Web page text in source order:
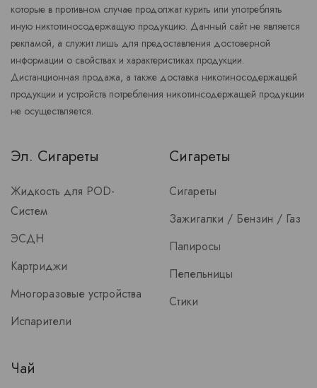
которые в противном случае продолжат курить или употреблять
иную никтотиносодержащую продукцию. Данный сайт не является
рекламой, а служит лишь для предоставления достоверной
информации о свойствах и характеристиках продукции.
Дистанционная продажа, а также доставка никотиносодержащей
продукции и устройств потребления никотинсодержащей продукции
не осуществляется.
Эл. Сигареты
Жидкость для POD-
Систем
ЭСДН
Картриджи
Многоразовые устройства
Испарители
Сигареты
Сигареты
Зажигалки / Бензин / Газ
Папиросы
Пепельницы
Стики
Чай